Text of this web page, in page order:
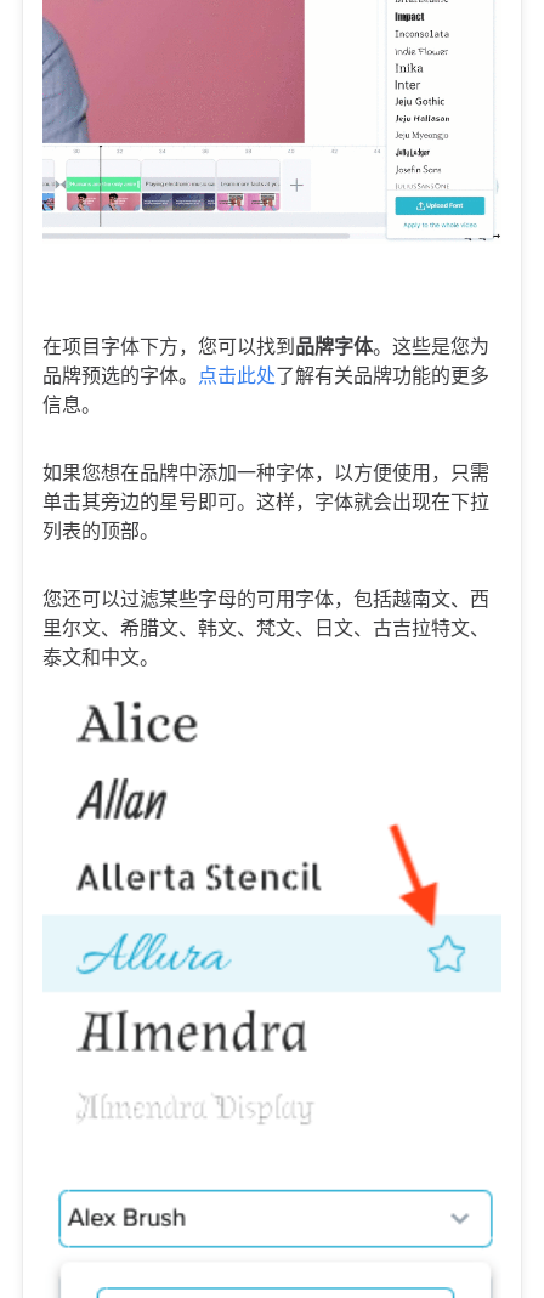
在项目字体下方，您可以找到 品牌字体。这些是您为
品牌预选的字体。 点击此处了解有关品牌功能的更多
信息。
如果您想在品牌中添加一种字体，以方便使用，只需
单击其旁边的星号即可。这样，字体就会出现在下拉
列表的顶部。
您还可以过滤某些字母的可用字体，包括越南文、西
里尔文、希腊文、韩文、梵文、日文、古吉拉特文、
泰文和中文。